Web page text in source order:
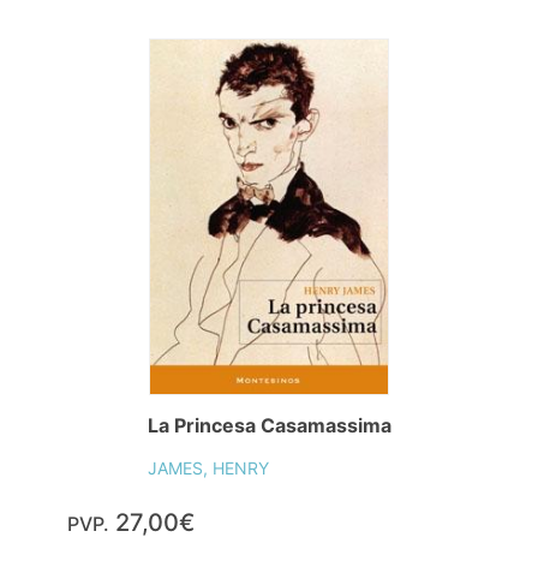
La Princesa Casamassima
JAMES, HENRY
PVP. 27,00€